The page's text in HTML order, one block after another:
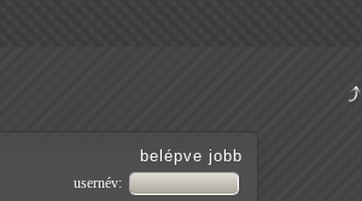
belépve jobb
usernév: